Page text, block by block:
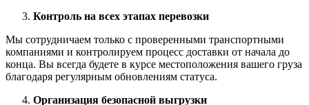
Контроль на всех этапах перевозки
Мы сотрудничаем только с проверенными транспортными
компаниями и контролируем процесс доставки от начала до
конца. Вы всегда будете в курсе местоположения вашего груза
благодаря регулярным обновлениям статуса.
Организация безопасной выгрузки